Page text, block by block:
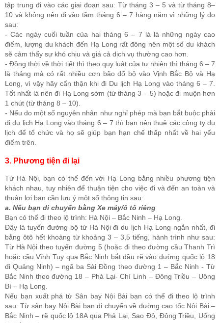
tập trung đi vào các giai đoạn sau: Từ tháng 3 – 5 và từ tháng 8–
10 và không nên đi vào tầm tháng 6 – 7 hàng năm vì những lý do
sau:
- Các ngày cuối tuần của hai tháng 6 – 7 là là những ngày cao
điểm, lượng du khách đến Hạ Long rất đông nên một số du khách
sẽ cảm thấy sự khó chịu và giá cả dịch vụ thường cao hơn.
- Đồng thời về thời tiết thì theo quy luật của tự nhiên thì tháng 6 – 7
là tháng mà có rất nhiều cơn bão đổ bộ vào Vịnh Bắc Bộ và Hạ
Long, vì vậy hãy cẩn thận khi đi Du lịch Hạ Long vào tháng 6 – 7.
Tốt nhất là nên đi Hạ Long sớm (từ tháng 3 – 5) hoặc đi muộn hơn
1 chút (từ tháng 8 – 10).
- Nếu do một số nguyên nhân như nghỉ phép mà bạn bắt buộc phải
đi du lịch Hạ Long vào tháng 6 – 7 thì bạn nên thuê các công ty du
lịch để tổ chức và họ sẽ giúp bạn hạn chế thấp nhất về hai yếu
điểm trên.
3. Phương tiện đi lại
Từ Hà Nội, bạn có thể đến với Hạ Long bằng nhiều phương tiện
khách nhau, tuy nhiên để thuận tiện cho việc đi và đến an toàn và
thuận lợi bạn cần lưu ý một số thông tin sau:
a. Nếu bạn di chuyển bằng Xe máy/ô tô riêng
Bạn có thể đi theo lộ trình: Hà Nội – Bắc Ninh – Hạ Long.
Đây là tuyến đường bộ từ Hà Nội đi du lịch Hạ Long ngắn nhất, đi
bằng ôtô hết khoảng từ khoảng 3 – 3,5 tiếng, hành trình như sau:
Từ Hà Nội theo tuyến đường 5 (hoặc đi theo đường cầu Thanh Trì
hoặc cầu Vĩnh Tuy qua Bắc Ninh bắt đầu rẽ vào đường quốc lộ 18
đi Quảng Ninh) – ngã ba Sài Đồng theo đường 1 – Bắc Ninh - Từ
Bắc Ninh theo đường 18 – Phả Lại- Chí Linh – Đông Triều – Uông
Bí – Hạ Long.
Nếu bạn xuất phá từ Sân bay Nội Bài bạn có thể đi theo lộ trình
sau: Từ sân bay Nội Bài bạn di chuyển về đường cao tốc Nội Bài –
Bắc Ninh – rẽ quốc lộ 18A qua Phả Lại, Sao Đỏ, Đông Triều, Uống